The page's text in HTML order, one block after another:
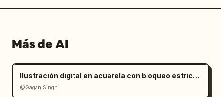
Más de AI
Ilustración digital en acuarela con bloqueo estricto de identidad
@Gagan Singh